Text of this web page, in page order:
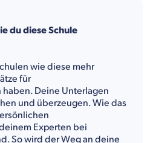
du diese Schule
wie diese mehr
für
Deine Unterlagen
und überzeugen. Wie das
Experten bei
So wird der Weg an deine